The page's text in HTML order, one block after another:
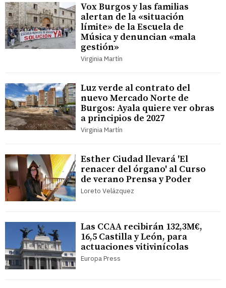
Vox Burgos y las familias
alertan de la «situación
límite» de la Escuela de
Música y denuncian «mala
gestión»
Virginia Martín
Luz verde al contrato del
nuevo Mercado Norte de
Burgos: Ayala quiere ver obras
a principios de 2027
Virginia Martín
Esther Ciudad llevará 'El
renacer del órgano' al Curso
de verano Prensa y Poder
Loreto Velázquez
Las CCAA recibirán 132,3M€,
16,5 Castilla y León, para
actuaciones vitivinícolas
Europa Press